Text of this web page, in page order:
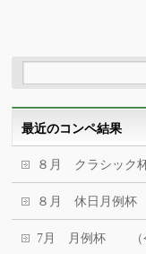
最近のコンペ結果
８月 クラシック
８月 休日月
7月 月例杯 （令